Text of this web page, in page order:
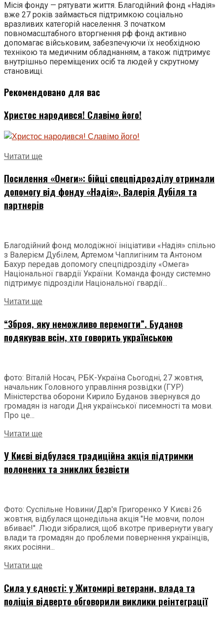
Місія фонду — рятувати життя. Благодійний фонд «Надія»
вже 27 років займається підтримкою соціально
вразливих категорій населення. З початком
повномасштабного вторгнення рф фонд активно
допомагає військовим, забезпечуючи їх необхідною
технікою та медичним обладнанням, а також підтримує
внутрішньо переміщених осіб та людей у скрутному
становищі.
Рекомендовано для вас
Христос народився! Славімо його!
Читати ще
Посилення «Омеги»: бійці спецпідрозділу отримали
допомогу від фонду «Надія», Валерія Дубіля та
партнерів
Благодійний фонд молодіжної ініціативи «Надія» спільно
з Валерієм Дубілем, Артемом Чаплигіним та Антоном
Бахур передав допомогу спецпідрозділу «Омега»
Національної гвардії України. Команда фонду системно
підтримує підрозділи Національної гвардії...
Читати ще
“Зброя, яку неможливо перемогти”. Буданов
подякував всім, хто говорить українською
фото: Віталій Носач, РБК-Україна Сьогодні, 27 жовтня,
начальник Головного управління розвідки (ГУР)
Міністерства оборони Кирило Буданов звернувся до
громадян із нагоди Дня української писемності та мови.
Про це...
Читати ще
У Києві відбулася традиційна акція підтримки
полонених та зниклих безвісти
Фото: Суспільне Новини/Дар'я Григоренко У Києві 26
жовтня, відбулася щонедільна акція "Не мовчи, полон
вбиває!". Люди зібралися, щоб вкотре привернути увагу
влади та громадян до проблеми повернення українців,
яких росіяни...
Читати ще
Сила у єдності: у Житомирі ветерани, влада та
поліція відверто обговорили виклики реінтеграції